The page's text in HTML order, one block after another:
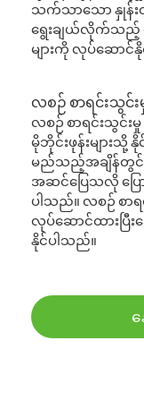
သက်သာသော နှုန်းထ
ရွေးချယ်လိုက်သည့်
များကို လုပ်ဆောင်
လစဉ် စာရင်းသွင်း
လစဉ် စာရင်းသွင်း
မိုဘိုင်းဖုန်းများသို့
မည်သည့်အချိန်တွ
အဆင်ပြေသလို ပြ
ပါသည်။ လစဉ် စာ
လုပ်ဆောင်ထားပြီး
နိုင်ပါသည်။